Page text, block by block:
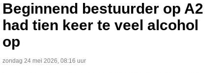
Beginnend bestuurder op A2
had tien keer te veel alcohol
op
zondag 24 mei 2026, 08:16 uur